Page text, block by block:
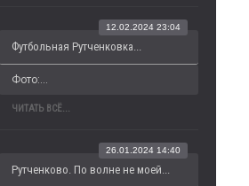
Футбольная Рутченковка...
12.02.2024 23:04
Фото:...
ЧИТАТЬ ВСЁ...
Рутченково. По волне не моей...
26.01.2024 14:40